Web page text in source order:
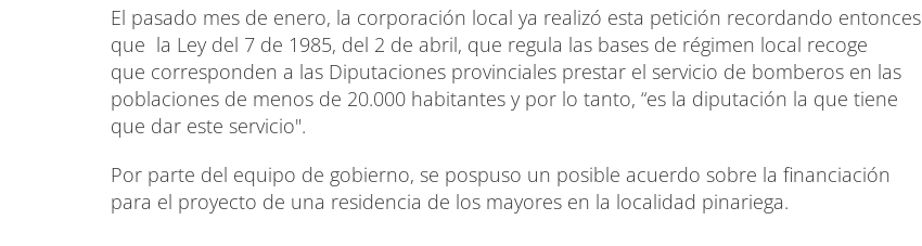
El pasado mes de enero, la corporación local ya realizó esta petición recordando entonces
que la Ley del 7 de 1985, del 2 de abril, que regula las bases de régimen local recoge
que corresponden a las Diputaciones provinciales prestar el servicio de bomberos en las
poblaciones de menos de 20.000 habitantes y por lo tanto, “es la diputación la que tiene
que dar este servicio".
Por parte del equipo de gobierno, se pospuso un posible acuerdo sobre la financiación
para el proyecto de una residencia de los mayores en la localidad pinariega.